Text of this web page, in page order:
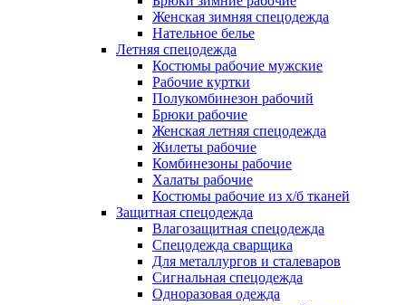
Женская зимняя спецодежда
Нательное белье
Летняя спецодежда
Костюмы рабочие мужские
Рабочие куртки
Полукомбинезон рабочий
Брюки рабочие
Женская летняя спецодежда
Жилеты рабочие
Комбинезоны рабочие
Халаты рабочие
Костюмы рабочие из х/б тканей
Защитная спецодежда
Влагозащитная спецодежда
Спецодежда сварщика
Для металлургов и сталеваров
Сигнальная спецодежда
Одноразовая одежда